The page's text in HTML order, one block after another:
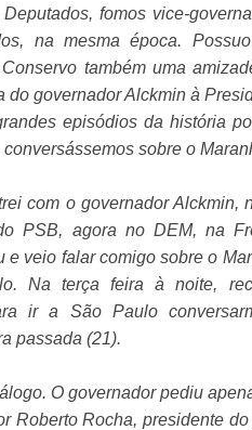
fomos vice-
na mesma época.
também uma
do governador Alckmin à
episódios da história
sobre o
com o governador Alckmin,
PSB, agora no DEM, na
e veio falar comigo sobre o
Na terça feira à noite,
ir a São Paulo
passada (21).
O governador pediu
Roberto Rocha, presidente